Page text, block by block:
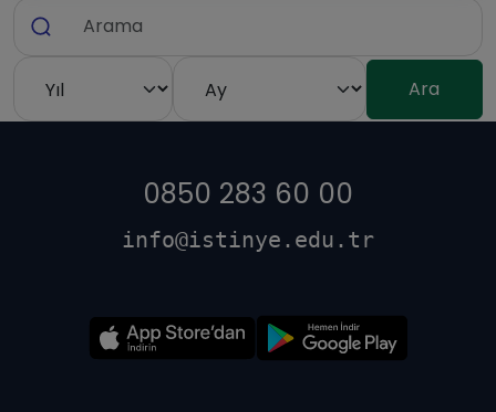
0850 283 60 00
info@istinye.edu.tr